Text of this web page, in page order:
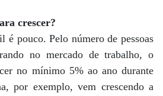
crescer?
é pouco. Pelo número de pessoas
no mercado de trabalho, o
no mínimo 5% ao ano durante
por exemplo, vem crescendo a